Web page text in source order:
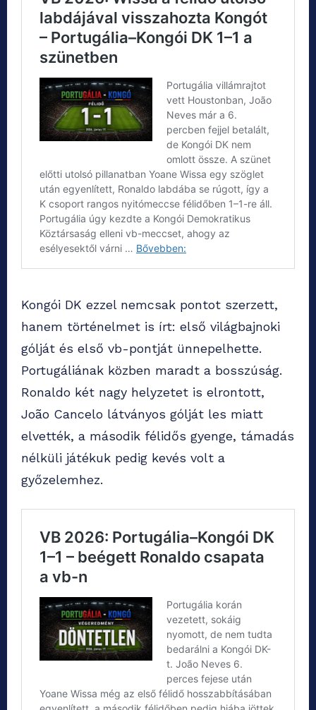
Kongói DK ezzel nemcsak pontot szerzett,
hanem történelmet is írt: első világbajnoki
gólját és első vb-pontját ünnepelhette.
Portugáliának közben maradt a bosszúság.
Ronaldo két nagy helyzetet is elrontott,
João Cancelo látványos gólját les miatt
elvették, a második félidős gyenge, támadás
nélküli játékuk pedig kevés volt a
győzelemhez.